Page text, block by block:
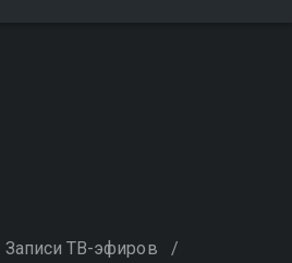
Записи ТВ-эфиров /